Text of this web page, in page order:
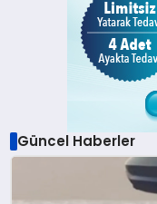
Güncel Haberler